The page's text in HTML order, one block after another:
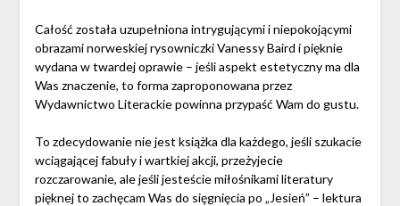
Całość została uzupełniona intrygującymi i niepokojącymi
obrazami norweskiej rysowniczki Vanessy Baird i pięknie
wydana w twardej oprawie – jeśli aspekt estetyczny ma dla
Was znaczenie, to forma zaproponowana przez
Wydawnictwo Literackie powinna przypaść Wam do gustu.
To zdecydowanie nie jest książka dla każdego, jeśli szukacie
wciągającej fabuły i wartkiej akcji, przeżyjecie
rozczarowanie, ale jeśli jesteście miłośnikami literatury
pięknej to zachęcam Was do sięgnięcia po „Jesień” – lektura